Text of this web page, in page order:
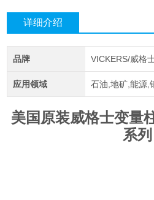
详细介绍
品牌 VICKERS/威格
应用领域 石油,地矿,能源,
美国原装威格士变量
系列